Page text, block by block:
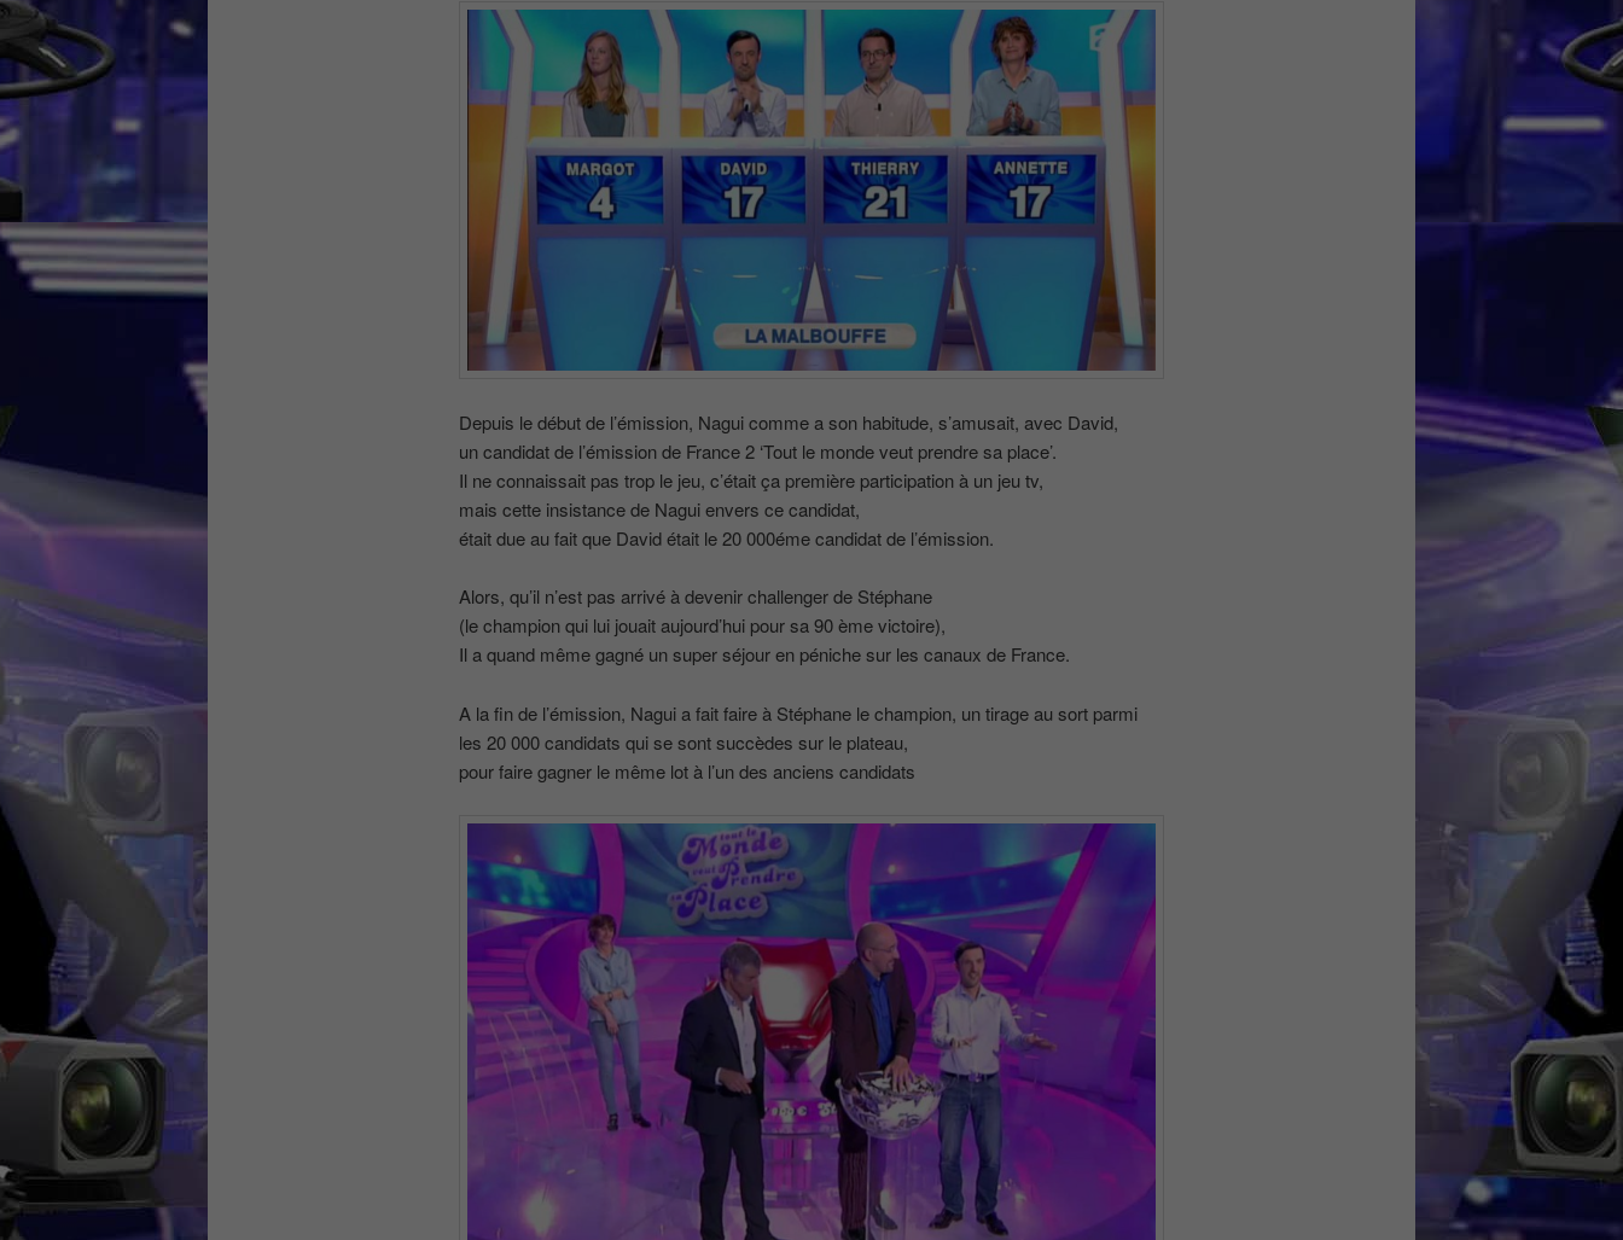
Depuis le début de l’émission, Nagui comme a son habitude, s’amusait, avec David,
un candidat de l’émission de France 2 ‘Tout le monde veut prendre sa place’.
Il ne connaissait pas trop le jeu, c’était ça première participation à un jeu tv,
mais cette insistance de Nagui envers ce candidat,
était due au fait que David était le 20 000éme candidat de l’émission.
Alors, qu’il n’est pas arrivé à devenir challenger de Stéphane
(le champion qui lui jouait aujourd’hui pour sa 90 ème victoire),
Il a quand même gagné un super séjour en péniche sur les canaux de France.
A la fin de l’émission, Nagui a fait faire à Stéphane le champion, un tirage au sort parmi
les 20 000 candidats qui se sont succèdes sur le plateau,
pour faire gagner le même lot à l’un des anciens candidats